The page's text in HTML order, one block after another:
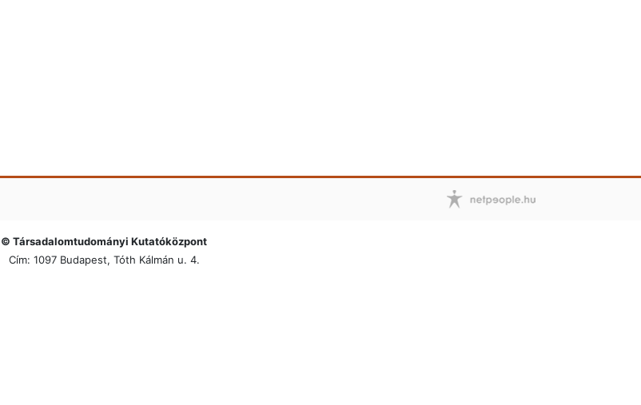
© Társadalomtudományi Kutatóközpont
Cím: 1097 Budapest, Tóth Kálmán u. 4.